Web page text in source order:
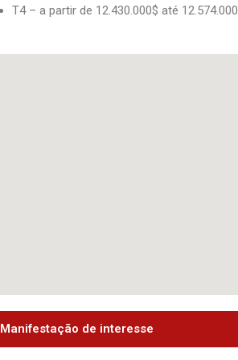
T4 – a partir de 12.430.000$ até
Manifestação de interesse